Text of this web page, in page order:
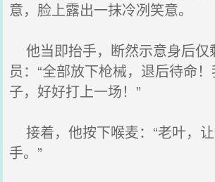
意，脸上露出一抹冷冽笑意。
他当即抬手，断然示意身后仅
员：“全部放下枪械，退后待命
子，好好打上一场！”
接着，他按下喉麦：“老叶，
手。”